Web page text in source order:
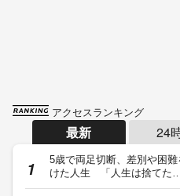
アクセスランキング
最新 24
5歳で両足切断、差別や困
けた人生 「人生は捨てた…